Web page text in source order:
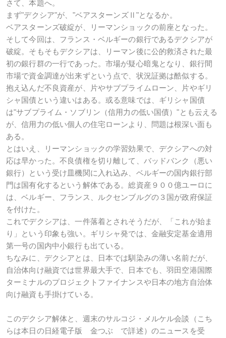
さて、本題へ。
まず"デクシア"が、"ベアスターンズⅡ"となるか。
ベアスターンズ破綻が、リーマンショックの前座となった。
そして今回は、フランス・ベルギーの銀行であるデクシアが
破綻。そもそもデクシアは、リーマン後に公的救済された最
初の銀行群の一行であった。市場が疑心暗鬼となり、銀行間
市場で資金調達が出来ずという点で、状況証拠は酷似する。
抱え込んだ不良資産が、片やサブプライムローン、片やギリ
シャ国債という違いはある。或る意味では、ギリシャ国債
は"サブプライム・ソブリン（信用力の低い国債）"とも云える
が、信用力の低い個人の住宅ローンより、問題は根深い面も
ある。
とはいえ、リーマンショックの学習効果で、デクシアへの対
応は早かった。不良債権を切り離して、バッドバンク（悪い
銀行）という受け皿機関に入れ込み、ベルギーの国内銀行部
門は国有化するという解体である。総資産９００億ユーロに
は、ベルギー、フランス、ルクセンブルグの３国が政府保証
を付けた。
これでデクシアは、一件落着とされそうだが、「これが始ま
り」という印象も強い。ギリシャ発では、金融安定基金適用
第一号の国内中小銀行も出ている。
ちなみに、デクシアとは、日本では馴染みの薄い名前だが、
自治体向け融資では世界最大手で、日本でも、羽田空港国際
ターミナルのプロジェクトファイナンスや日本の地方自治体
向け融資も手掛けている。
このデクシア解体と、週末のサルコジ・メルケル会談（こち
らは本日の日経電子版 金つぶ で詳述）のニュースを受